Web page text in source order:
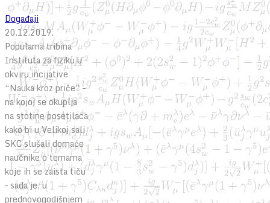
Događaji
20.12.2019.
Popularna tribina
Instituta za fiziku u
okviru incijative
“Nauka kroz priče” –
na kojoj se okuplja
na stotine posetilaca
kako bi u Velikoj sali
SKC slušali domaće
naučnike o temama
koje ih se zaista tiču
– sada je, u
prednovogodišnjem